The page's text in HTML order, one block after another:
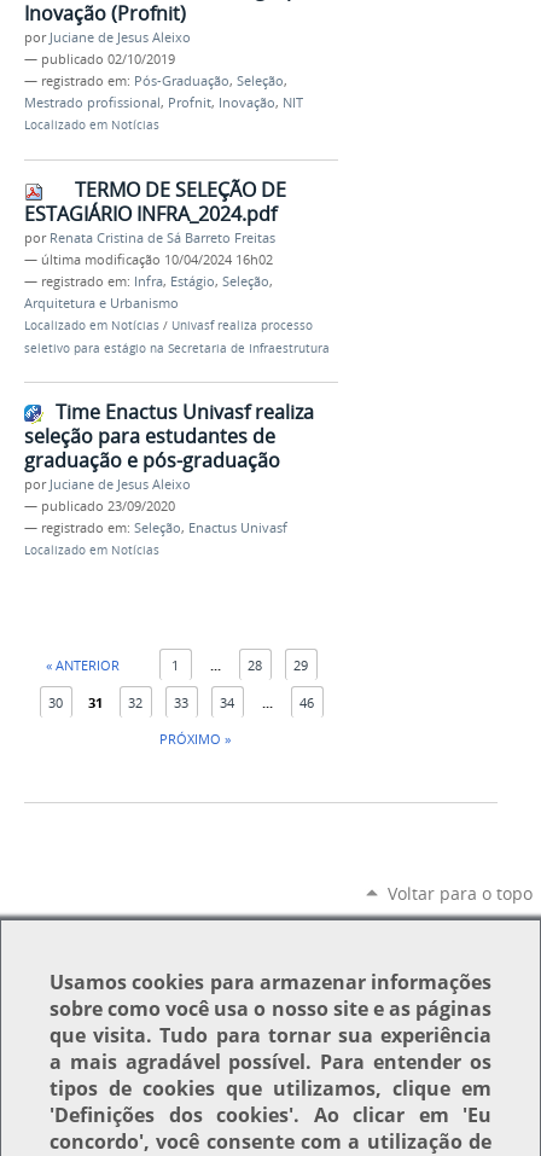
Inovação (Profnit)
por Juciane de Jesus Aleixo
— publicado 02/10/2019
— registrado em: Pós-Graduação, Seleção,
Mestrado profissional, Profnit, Inovação, NIT
Localizado em Notícias
TERMO DE SELEÇÃO DE
ESTAGIÁRIO INFRA_2024.pdf
por Renata Cristina de Sá Barreto Freitas
— última modificação 10/04/2024 16h02
— registrado em: Infra, Estágio, Seleção,
Arquitetura e Urbanismo
Localizado em Notícias / Univasf realiza processo
seletivo para estágio na Secretaria de Infraestrutura
Time Enactus Univasf realiza
seleção para estudantes de
graduação e pós-graduação
por Juciane de Jesus Aleixo
— publicado 23/09/2020
— registrado em: Seleção, Enactus Univasf
Localizado em Notícias
« ANTERIOR 1 ... 28 29
30 31 32 33 34 ...
46
PRÓXIMO »
Voltar para o topo
Usamoscookies para armazenar informações
sobre como você usa o nosso site e as páginas
que visita. Tudo para tornar sua experiência
a mais agradável possível. Para entender os
tipos de cookies que utilizamos, clique em
'Definições dos cookies'. Ao clicar em 'Eu
concordo', você consente com a utilização de